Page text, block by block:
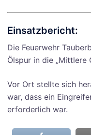
Einsatzbericht:
Die Feuerwehr
Ölspur in die „Mittlere
Vor Ort stellte sich
war, dass ein
erforderlich war.